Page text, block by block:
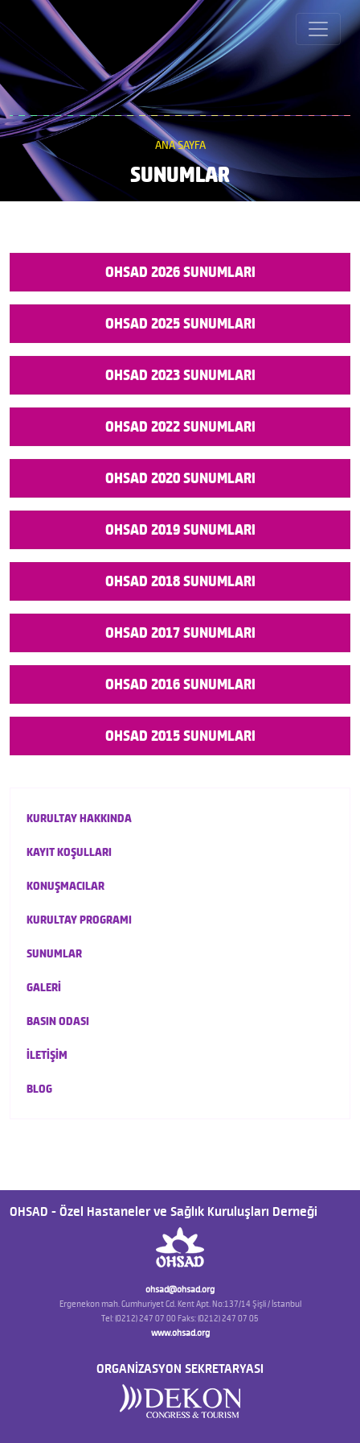
ANA SAYFA
SUNUMLAR
OHSAD 2026 SUNUMLARI
OHSAD 2025 SUNUMLARI
OHSAD 2023 SUNUMLARI
OHSAD 2022 SUNUMLARI
OHSAD 2020 SUNUMLARI
OHSAD 2019 SUNUMLARI
OHSAD 2018 SUNUMLARI
OHSAD 2017 SUNUMLARI
OHSAD 2016 SUNUMLARI
OHSAD 2015 SUNUMLARI
KURULTAY HAKKINDA
KAYIT KOŞULLARI
KONUŞMACILAR
KURULTAY PROGRAMI
SUNUMLAR
GALERİ
BASIN ODASI
İLETİŞİM
BLOG
OHSAD - Özel Hastaneler ve Sağlık Kuruluşları Derneği
ohsad@ohsad.org
Ergenekon mah. Cumhuriyet Cd. Kent Apt. No:137/14 Şişli / İstanbul
Tel: (0212) 247 07 00 Faks: (0212) 247 07 05
www.ohsad.org
ORGANİZASYON SEKRETARYASI